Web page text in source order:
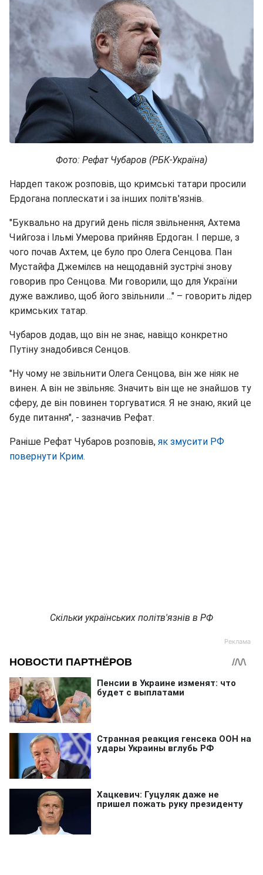
Фото: Рефат Чубаров (РБК-Україна)
Нардеп також розповів, що кримські татари просили
Ердогана поплескати і за інших політв'язнів.
"Буквально на другий день після звільнення, Ахтема
Чийгоза і Ільмі Умерова прийняв Ердоган. І перше, з
чого почав Ахтем, це було про Олега Сенцова. Пан
Мустайфа Джемілєв на нещодавній зустрічі знову
говорив про Сенцова. Ми говорили, що для України
дуже важливо, щоб його звільнили ..." – говорить лідер
кримських татар.
Чубаров додав, що він не знає, навіщо конкретно
Путіну знадобився Сенцов.
"Ну чому не звільнити Олега Сенцова, він же ніяк не
винен. А він не звільняє. Значить він ще не знайшов ту
сферу, де він повинен торгуватися. Я не знаю, який це
буде питання", - зазначив Рефат.
Раніше Рефат Чубаров розповів, як змусити РФ
повернути Крим.
Скільки українських політв'язнів в РФ